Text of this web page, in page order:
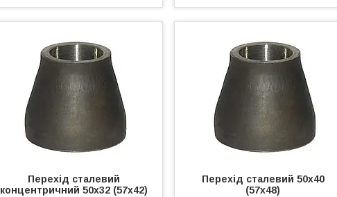
Перехід сталевий
концентричний 50х32 (57х42)
Перехід сталевий 50х40
(57х48)